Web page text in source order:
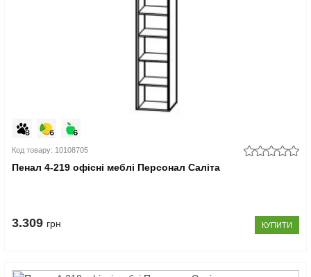
Код товару: 10108705
Пенал 4-219 офісні меблі Персонал Саліта
3.309 грн КУПИТИ